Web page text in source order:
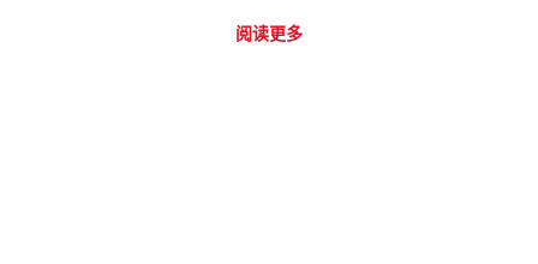
阅读更多